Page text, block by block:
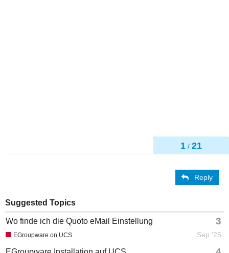
1 / 21
Reply
Suggested Topics
Wo finde ich die Quoto eMail Einstellung 3
Sep '25
EGroupware on UCS